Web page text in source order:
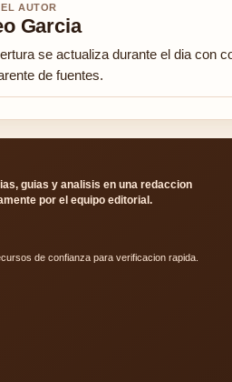
AUTOR
Garcia
se actualiza durante el dia con
de fuentes.
guias y analisis en una redaccion
por el equipo editorial.
de confianza para verificacion rapida.